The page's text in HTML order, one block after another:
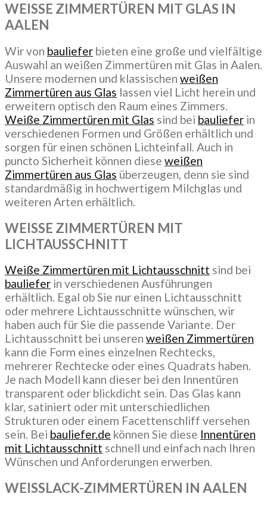
WEISSE ZIMMERTÜREN MIT GLAS IN
AALEN
Wir von bauliefer bieten eine große und vielfältige
Auswahl an weißen Zimmertüren mit Glas in Aalen.
Unsere modernen und klassischen weißen
Zimmertüren aus Glas lassen viel Licht herein und
erweitern optisch den Raum eines Zimmers.
Weiße Zimmertüren mit Glas sind bei bauliefer in
verschiedenen Formen und Größen erhältlich und
sorgen für einen schönen Lichteinfall. Auch in
puncto Sicherheit können diese weißen
Zimmertüren aus Glas überzeugen, denn sie sind
standardmäßig in hochwertigem Milchglas und
weiteren Arten erhältlich.
WEISSE ZIMMERTÜREN MIT
LICHTAUSSCHNITT
Weiße Zimmertüren mit Lichtausschnitt sind bei
bauliefer in verschiedenen Ausführungen
erhältlich. Egal ob Sie nur einen Lichtausschnitt
oder mehrere Lichtausschnitte wünschen, wir
haben auch für Sie die passende Variante. Der
Lichtausschnitt bei unseren weißen Zimmertüren
kann die Form eines einzelnen Rechtecks,
mehrerer Rechtecke oder eines Quadrats haben.
Je nach Modell kann dieser bei den Innentüren
transparent oder blickdicht sein. Das Glas kann
klar, satiniert oder mit unterschiedlichen
Strukturen oder einem Facettenschliff versehen
sein. Bei bauliefer.de können Sie diese Innentüren
mit Lichtausschnitt schnell und einfach nach Ihren
Wünschen und Anforderungen erwerben.
WEISSLACK-ZIMMERTÜREN IN AALEN